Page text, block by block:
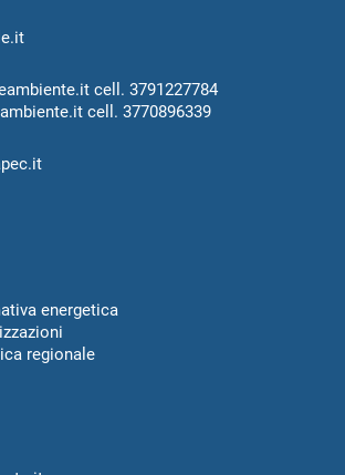
cell. 3791227784
cell. 3770896339
energetica
regionale